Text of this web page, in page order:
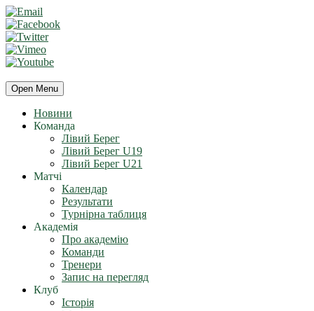
Open Menu
Новини
Команда
Лівий Берег
Лівий Берег U19
Лівий Берег U21
Матчі
Календар
Результати
Турнірна таблиця
Академія
Про академію
Команди
Тренери
Запис на перегляд
Клуб
Історія